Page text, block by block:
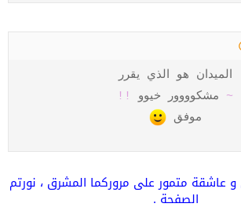
الميدان هو الذي يقرر
~ مشكوووور خيوو
!!
موفق
متمور على مروركما المشرق ، نورتم
الصفحة .